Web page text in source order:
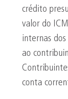
crédito
valor do
internas
ao
conta